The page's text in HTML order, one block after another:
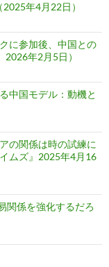
年4月22日）
に参加後、中国との
年2月5日）
中国モデル：動機と
の関係は時の試練に
ムズ』2025年4月16
関係を強化するだろ